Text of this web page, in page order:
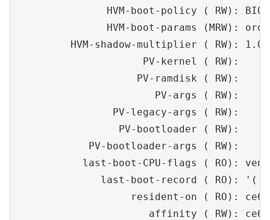
HVM-boot-policy ( RW):
HVM-boot-params (MRW):
HVM-shadow-multiplier ( RW):
                     PV-kernel ( RW):
                    PV-ramdisk ( RW):
                       PV-args ( RW):
                PV-legacy-args ( RW):
                 PV-bootloader ( RW):
            PV-bootloader-args ( RW):
last-boot-CPU-flags ( RO):
last-boot-record ( RO):
resident-on ( RO):
affinity ( RW):